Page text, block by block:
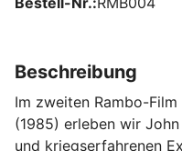
Beschreibung
Im zweiten Rambo-
(1985) erleben wir
und kriegserfahrenen